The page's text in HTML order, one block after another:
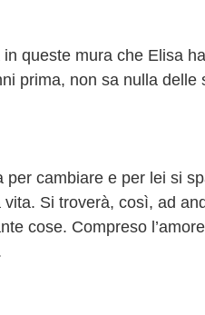
in queste mura che Elisa
prima, non sa nulla
per cambiare e per lei si
vita. Si troverà, così, ad
cose. Compreso